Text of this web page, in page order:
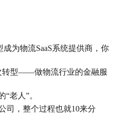
为物流SaaS系统提供商，你
转型——做物流行业的金融服
老人”。
司，整个过程也就10来分